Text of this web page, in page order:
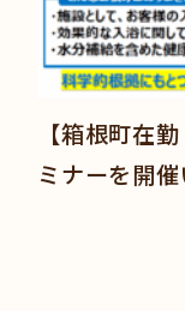
【箱根町在
ミナーを開